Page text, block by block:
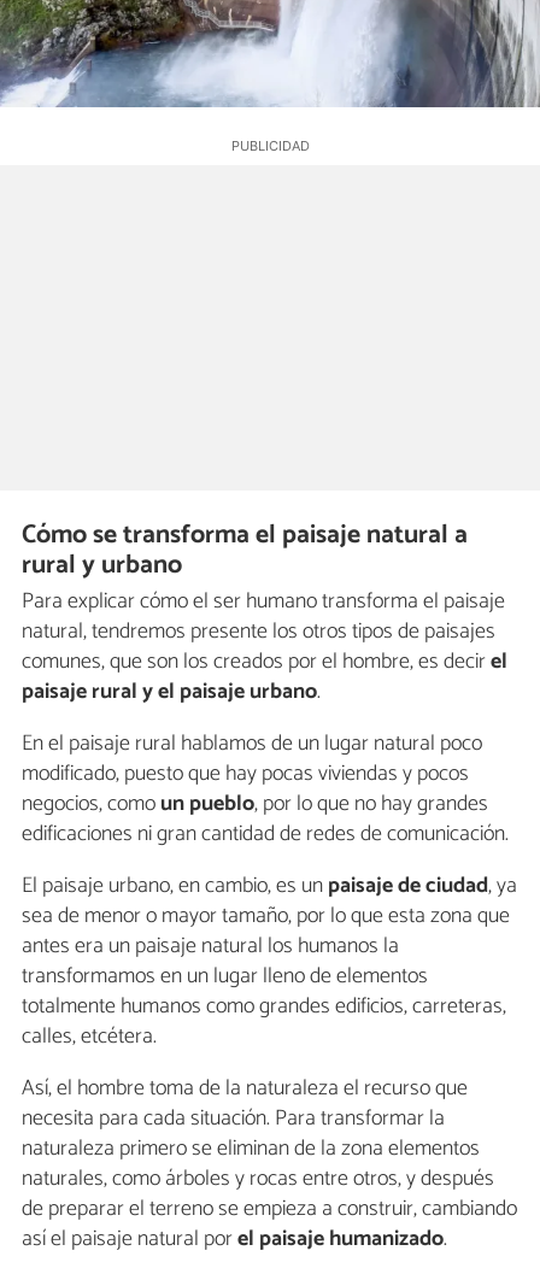
Cómo se transforma el paisaje natural a
rural y urbano
Para explicar cómo el ser humano transforma el paisaje
natural, tendremos presente los otros tipos de paisajes
comunes, que son los creados por el hombre, es decirel
paisaje rural y el paisaje urbano.
En el paisaje rural hablamos de un lugar natural poco
modificado, puesto que hay pocas viviendas y pocos
negocios, comoun pueblo, por lo que no hay grandes
edificaciones ni gran cantidad de redes de comunicación.
El paisaje urbano, en cambio, es unpaisaje de ciudad, ya
sea de menor o mayor tamaño, por lo que esta zona que
antes era un paisaje natural los humanos la
transformamos en un lugar lleno de elementos
totalmente humanos como grandes edificios, carreteras,
calles, etcétera.
Así, el hombre toma de la naturaleza el recurso que
necesita para cada situación. Para transformar la
naturaleza primero se eliminan de la zona elementos
naturales, como árboles y rocas entre otros, y después
de preparar el terreno se empieza a construir, cambiando
así el paisaje natural porel paisaje humanizado.